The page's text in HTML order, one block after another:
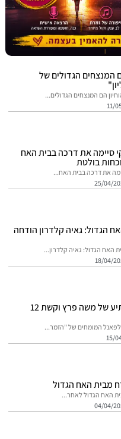
הגדולים של
המנצחים הגדולים...
את דרכה בבית האח
בולטת
דרכה בבית האח...
גאיה קלדרון הודחה
גאיה קלדרון...
המהלך המפתיע של משה פרץ וקשת 12
של "הזמר...
האח הגדול
לאחר...